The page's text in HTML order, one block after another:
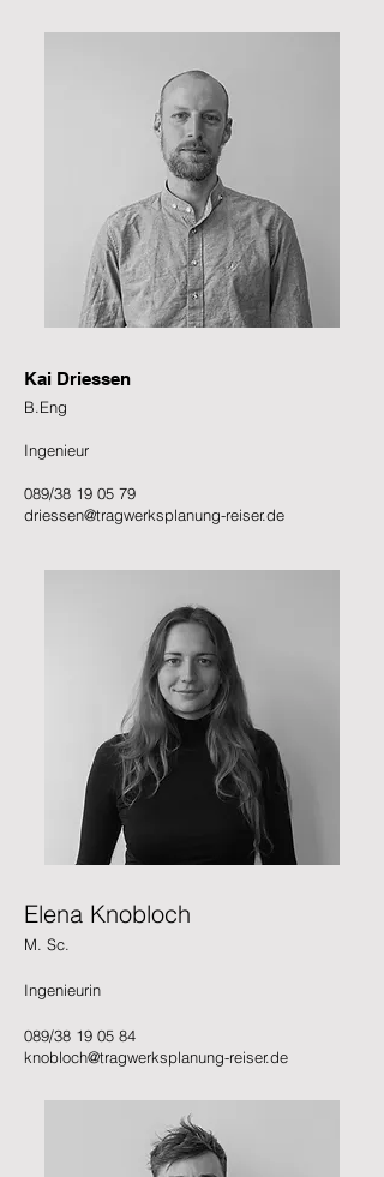
Kai Driessen
B.Eng
Ingenieur
089/38 19 05 79
driessen@tragwerksplanung-reiser.de
Elena Knobloch
M. Sc.
Ingenieurin
089/38 19 05 84
knobloch@tragwerksplanung-reiser.de